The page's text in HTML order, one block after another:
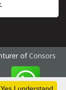
of Consors
2026 IST